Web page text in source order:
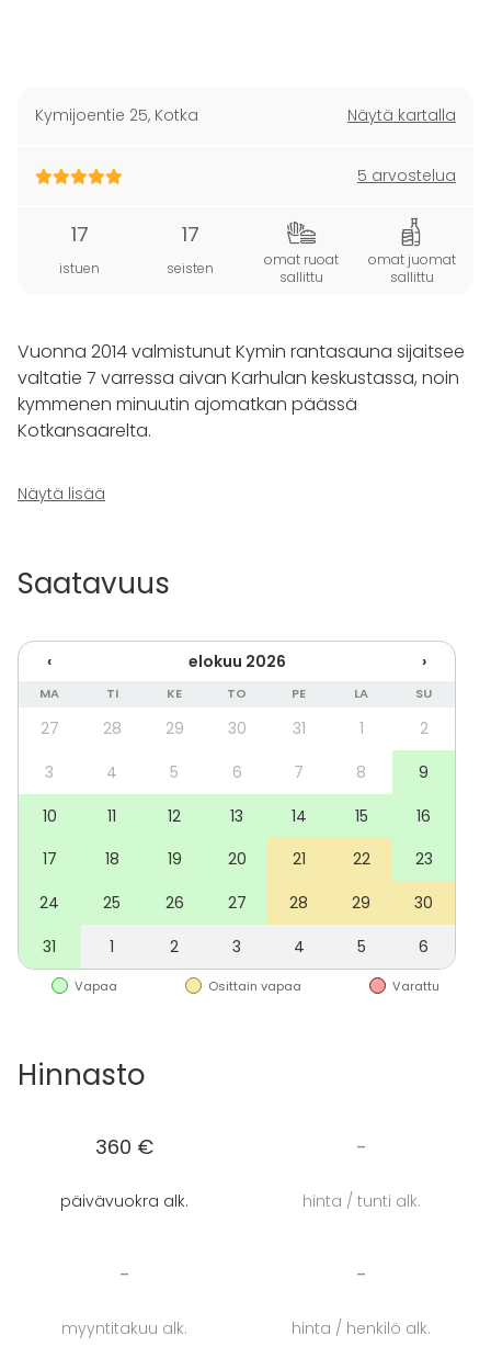
Kymijoentie 25, Kotka Näytä kartalla
5 arvostelua
17
istuen
17
seisten
omat ruoat
sallittu
omat juomat
sallittu
Vuonna 2014 valmistunut Kymin rantasauna sijaitsee
valtatie 7 varressa aivan Karhulan keskustassa, noin
kymmenen minuutin ajomatkan päässä
Kotkansaarelta.
Tilat ovat upealla paikalla Kymijoen Korkeakosken
rannalla, Karhulan jokipuistossa. Saunan terassilta on
modernit kokous välineet.
Jokirannassa rantasaunan pihapiirissä on myös
laavu, jossa voit paistella makkarat tai keittää
pannukahvit. Tilat ovat mitoitettu 12 henkilölle.
Saunan pihapiirissä on kuitenkin väljät tilat, vaikka 20
Näytä lisää
Saatavuus
‹ elokuu 2026 ›
MA TI KE TO PE LA SU
27 28 29 30 31 1
2
3
4 5 6 7 8
9
10
11 12 13 14 15
16
17
18 19 20 21 22
23
24
25 26 27 28 29
30
31
1 2 3 4 5 6
Vapaa Osittain vapaa Varattu
Hinnasto
360 €
päivävuokra alk.
-
hinta / tunti alk.
-
myyntitakuu alk.
-
hinta / henkilö alk.